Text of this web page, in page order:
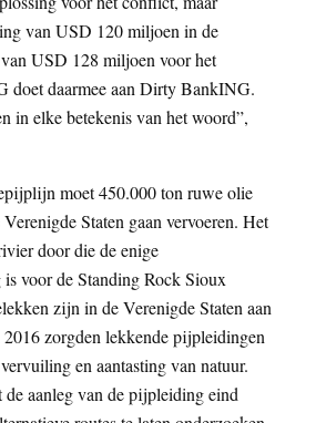
van USD 120 miljoen in de
USD 128 miljoen voor het
doet daarmee aan Dirty BankING.
in elke betekenis van het woord”,
moet 450.000 ton ruwe olie
Staten gaan vervoeren. Het
door die de enige
voor de Standing Rock Sioux
zijn in de Verenigde Staten aan
zorgden lekkende pijpleidingen
en aantasting van natuur.
de aanleg van de pijpleiding eind